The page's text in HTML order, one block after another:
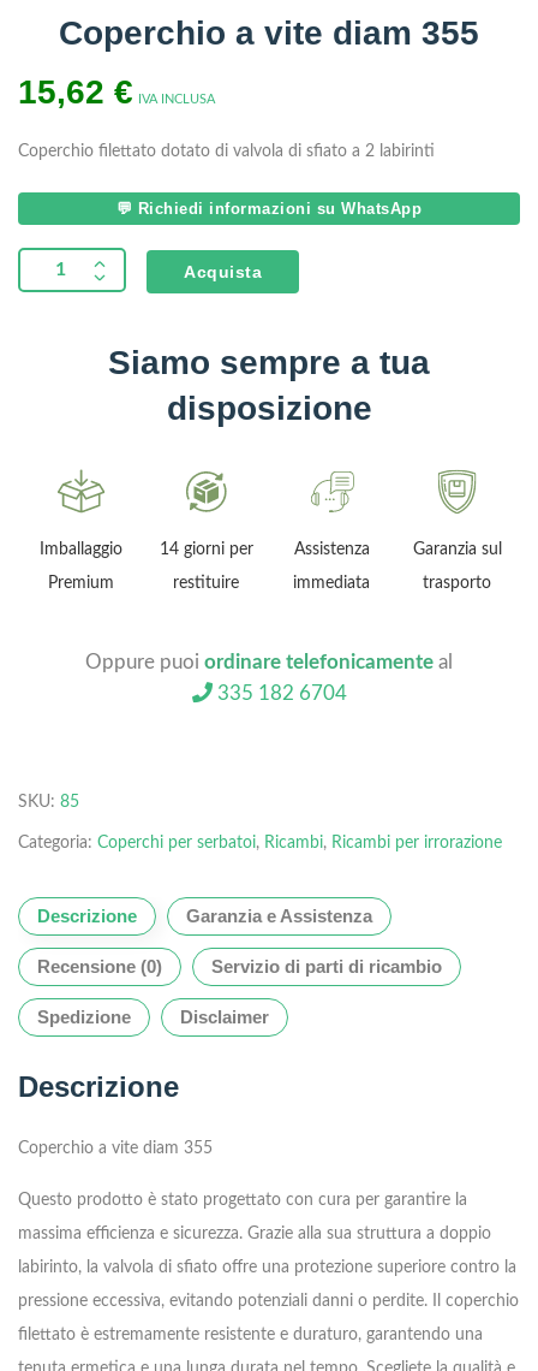
Coperchio a vite diam 355
15,62 € IVA INCLUSA
Coperchio filettato dotato di valvola di sfiato a 2 labirinti
💬 Richiedi informazioni su WhatsApp
Acquista
Siamo sempre a tua
disposizione
Imballaggio
Premium
14 giorni per
restituire
Assistenza
immediata
Garanzia sul
trasporto
Oppure puoi ordinare telefonicamente al
335 182 6704
SKU: 85
Categoria: Coperchi per serbatoi, Ricambi, Ricambi per irrorazione
Descrizione Garanzia e Assistenza
Recensione (0) Servizio di parti di ricambio
Spedizione Disclaimer
Descrizione
Coperchio a vite diam 355
Questo prodotto è stato progettato con cura per garantire la
massima efficienza e sicurezza. Grazie alla sua struttura a doppio
labirinto, la valvola di sfiato offre una protezione superiore contro la
pressione eccessiva, evitando potenziali danni o perdite. Il coperchio
filettato è estremamente resistente e duraturo, garantendo una